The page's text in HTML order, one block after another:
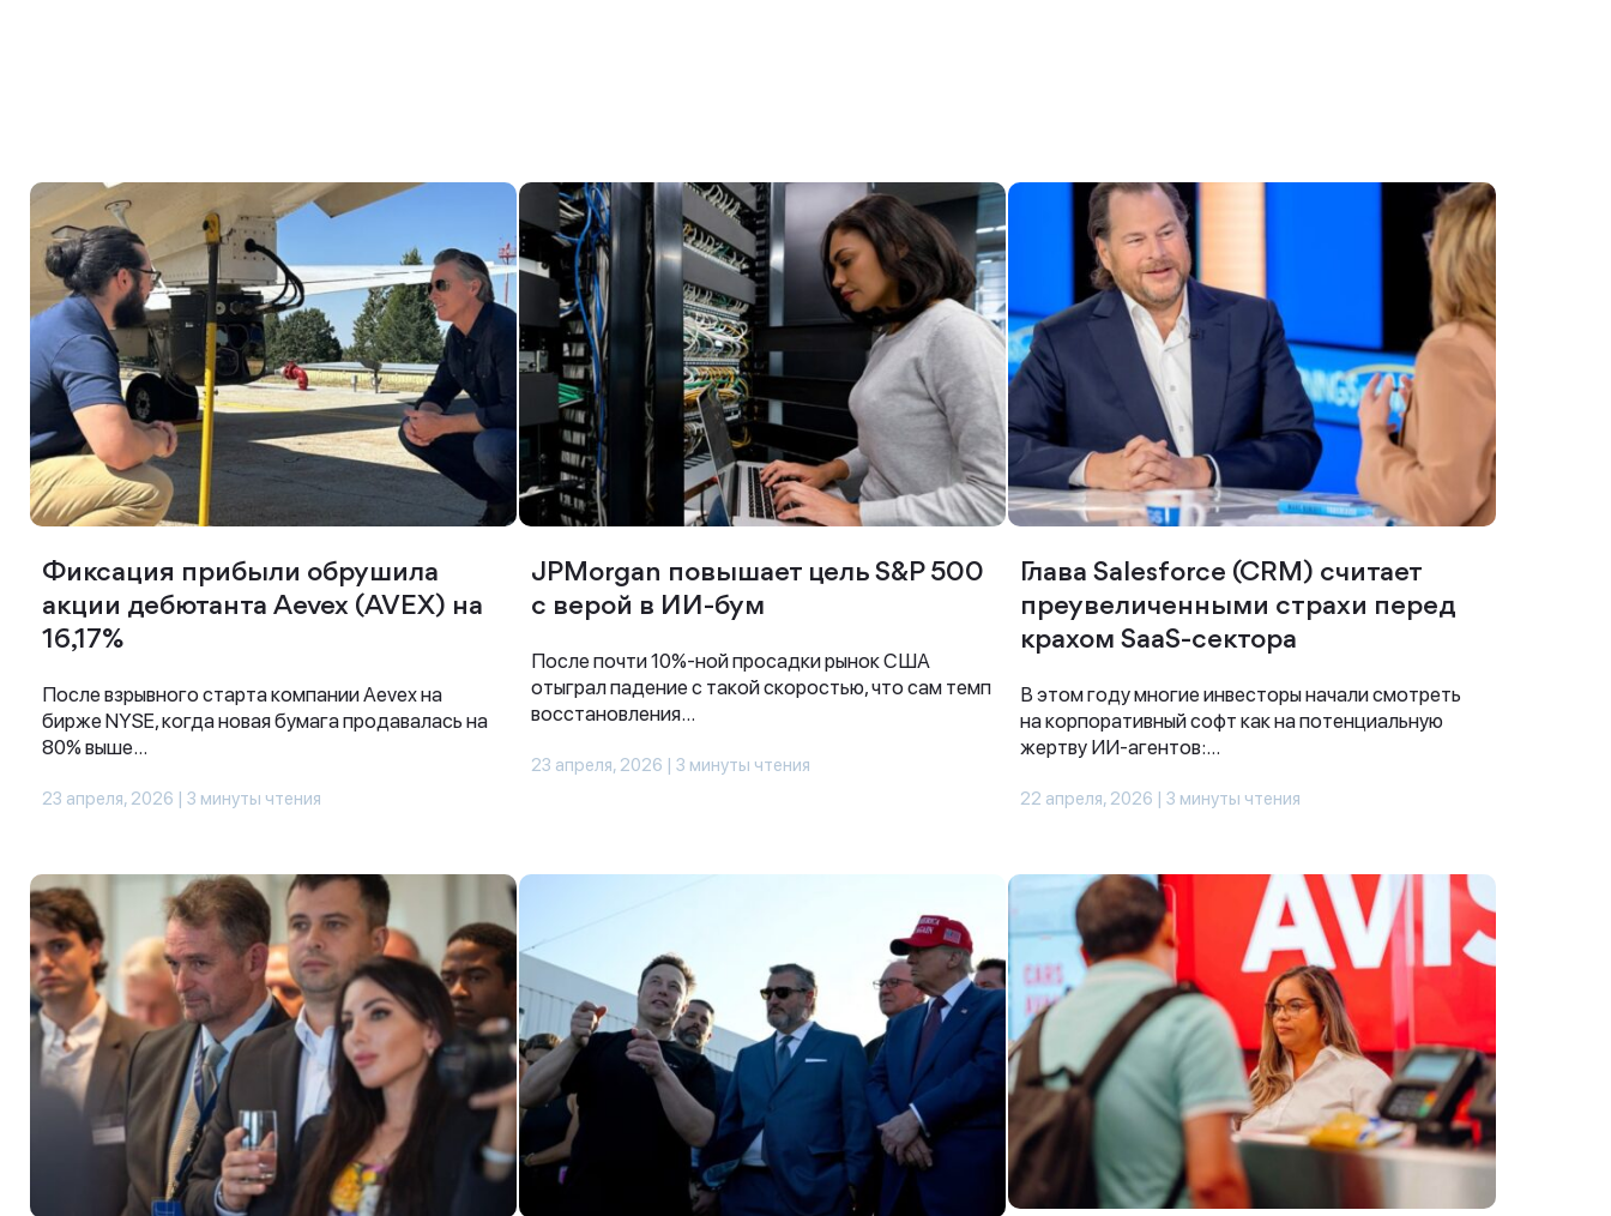
Фиксация прибыли обрушила
акции дебютанта Aevex (AVEX) на
16,17%
После взрывного старта компании Aevex на
бирже NYSE, когда новая бумага продавалась на
80% выше...
23 апреля, 2026 | 3 минуты чтения
JPMorgan повышает цель S&P 500
с верой в ИИ-бум
После почти 10%-ной просадки рынок США
отыграл падение с такой скоростью, что сам темп
восстановления...
23 апреля, 2026 | 3 минуты чтения
Глава Salesforce (CRM) считает
преувеличенными страхи перед
крахом SaaS-сектора
В этом году многие инвесторы начали смотреть
на корпоративный софт как на потенциальную
жертву ИИ-агентов:...
22 апреля, 2026 | 3 минуты чтения